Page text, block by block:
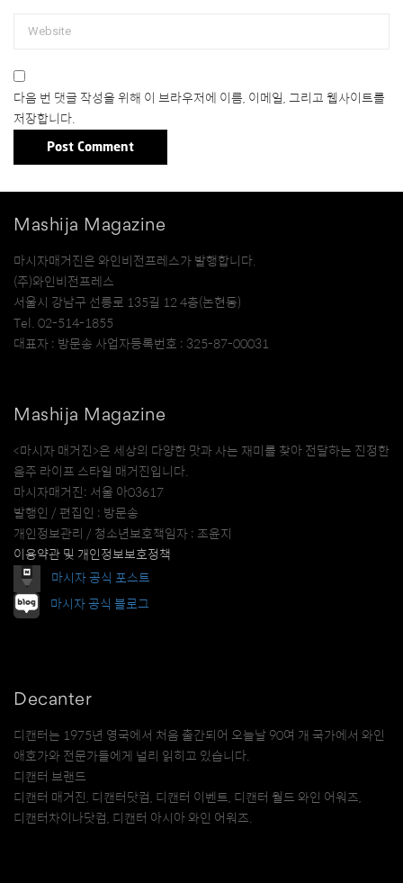
다음 번 댓글 작성을 위해 이 브라우저에 이름, 이메일, 그리고 웹사이트를
저장합니다.
Mashija Magazine
마시자매거진은 와인비전프레스가 발행합니다.
(주)와인비전프레스
서울시 강남구 선릉로 135길 12 4층(논현동)
Tel. 02-514-1855
대표자 : 방문송 사업자등록번호 : 325-87-00031
Mashija Magazine
<마시자 매거진>은 세상의 다양한 맛과 사는 재미를 찾아 전달하는 진정한
음주 라이프 스타일 매거진입니다.
마시자매거진: 서울 아03617
발행인 / 편집인 : 방문송
개인정보관리 / 청소년보호책임자 : 조윤지
이용약관 및 개인정보보호정책
마시자 공식 포스트
마시자 공식 블로그
Decanter
디캔터는 1975년 영국에서 처음 출간되어 오늘날 90여 개 국가에서 와인
애호가와 전문가들에게 널리 읽히고 있습니다.
디캔터 브랜드
디캔터 매거진, 디캔터닷컴, 디캔터 이벤트, 디캔터 월드 와인 어워즈,
디캔터차이나닷컴, 디캔터 아시아 와인 어워즈.